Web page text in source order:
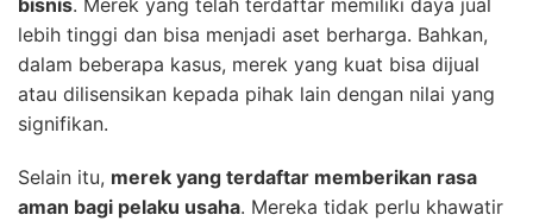
bisnis. Merek yang telah terdaftar memiliki daya jual
lebih tinggi dan bisa menjadi aset berharga. Bahkan,
dalam beberapa kasus, merek yang kuat bisa dijual
atau dilisensikan kepada pihak lain dengan nilai yang
signifikan.
Selain itu, merek yang terdaftar memberikan rasa
aman bagi pelaku usaha. Mereka tidak perlu khawatir